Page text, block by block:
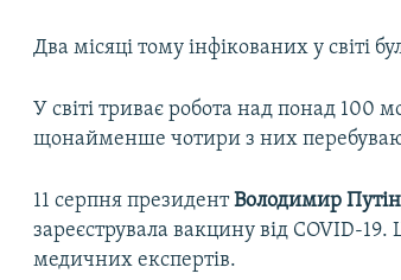
Два місяці тому інфікованих у світі
У світі триває робота над понад 100
щонайменше чотири з них
11 серпня президентВолодимир Путін
зареєструвала вакцину від COVID-
медичних експертів.